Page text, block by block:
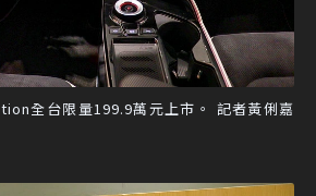
全台限量199.9萬元上市。 記者黃俐嘉